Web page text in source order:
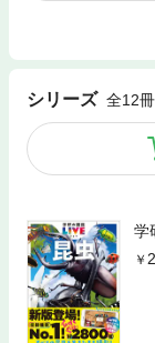
シリーズ 全12冊
学